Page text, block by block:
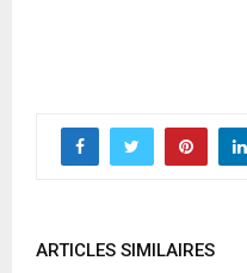
ARTICLES SIMILAIRES